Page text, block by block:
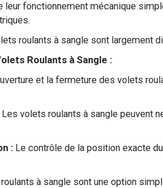
leur fonctionnement mécanique
roulants à sangle sont largement
Roulants à Sangle :
et la fermeture des volets
Les volets roulants à sangle peuvent
: Le contrôle de la position exacte
à sangle sont une option